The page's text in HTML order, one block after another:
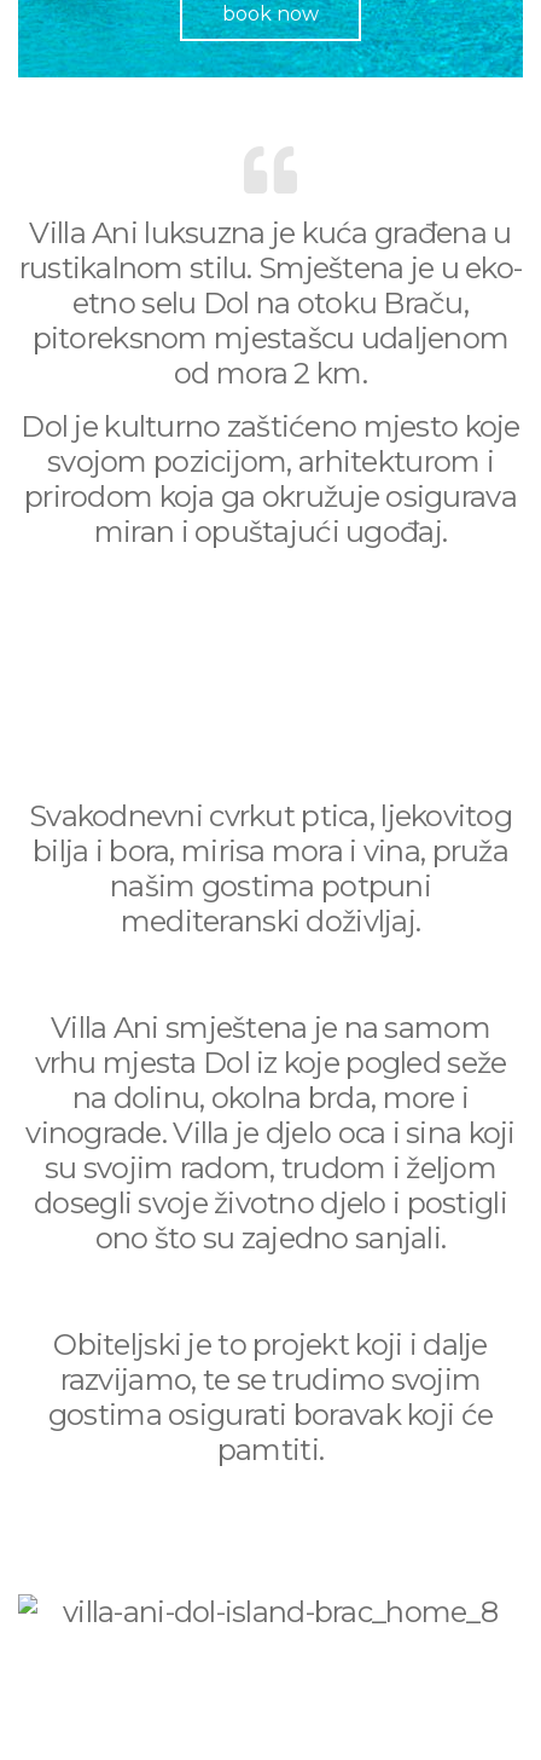
book now
Villa Ani luksuzna je kuća građena u
rustikalnom stilu. Smještena je u eko-
etno selu Dol na otoku Braču,
pitoreksnom mjestašcu udaljenom
od mora 2 km.
Dol je kulturno zaštićeno mjesto koje
svojom pozicijom, arhitekturom i
prirodom koja ga okružuje osigurava
miran i opuštajući ugođaj.
Svakodnevni cvrkut ptica, ljekovitog
bilja i bora, mirisa mora i vina, pruža
našim gostima potpuni
mediteranski doživljaj.
Villa Ani smještena je na samom
vrhu mjesta Dol iz koje pogled seže
na dolinu, okolna brda, more i
vinograde. Villa je djelo oca i sina koji
su svojim radom, trudom i željom
dosegli svoje životno djelo i postigli
ono što su zajedno sanjali.
Obiteljski je to projekt koji i dalje
razvijamo, te se trudimo svojim
gostima osigurati boravak koji će
pamtiti.